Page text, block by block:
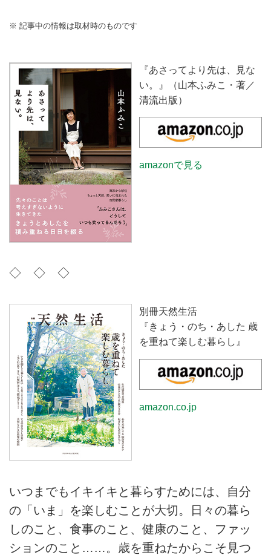
※ 記事中の情報は取材時のものです
『あさってより先は、見な
い。』（山本ふみこ・著／
清流出版）
amazonで見る
◇ ◇ ◇
別冊天然生活
『きょう・のち・あした 歳
を重ねて楽しむ暮らし』
amazon.co.jp
いつまでもイキイキと暮らすためには、自分
の「いま」を楽しむことが大切。日々の暮ら
しのこと、食事のこと、健康のこと、ファッ
ションのこと……。歳を重ねたからこそ見つ